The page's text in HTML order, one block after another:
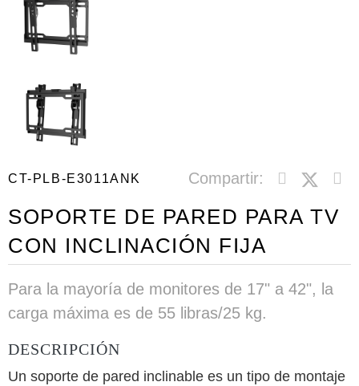
CT-PLB-E3011ANK Compartir:
SOPORTE DE PARED PARA TV
CON INCLINACIÓN FIJA
Para la mayoría de monitores de 17" a 42", la
carga máxima es de 55 libras/25 kg.
DESCRIPCIÓN
Un soporte de pared inclinable es un tipo de montaje